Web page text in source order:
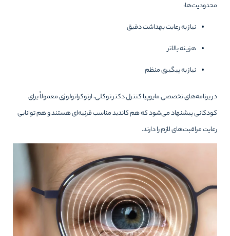
محدودیت‌ها:
نیاز به رعایت بهداشت دقیق
هزینه بالاتر
نیاز به پیگیری منظم
در برنامه‌های تخصصی مایوپیا کنترل دکتر توکلی، ارتوکراتولوژی معمولاً برای
کودکانی پیشنهاد می‌شود که هم کاندید مناسب قرنیه‌ای هستند و هم توانایی
رعایت مراقبت‌های لازم را دارند.